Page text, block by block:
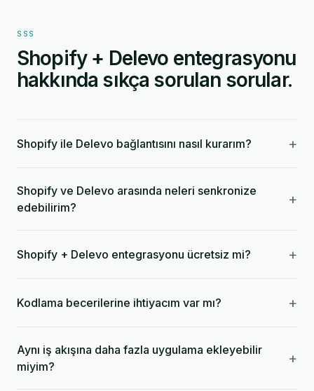
SSS
Shopify + Delevo entegrasyonu
hakkında sıkça sorulan sorular.
Shopify ile Delevo bağlantısını nasıl kurarım? +
Shopify ve Delevo arasında neleri senkronize
edebilirim?
+
Shopify + Delevo entegrasyonu ücretsiz mi? +
Kodlama becerilerine ihtiyacım var mı? +
Aynı iş akışına daha fazla uygulama ekleyebilir
miyim?
+